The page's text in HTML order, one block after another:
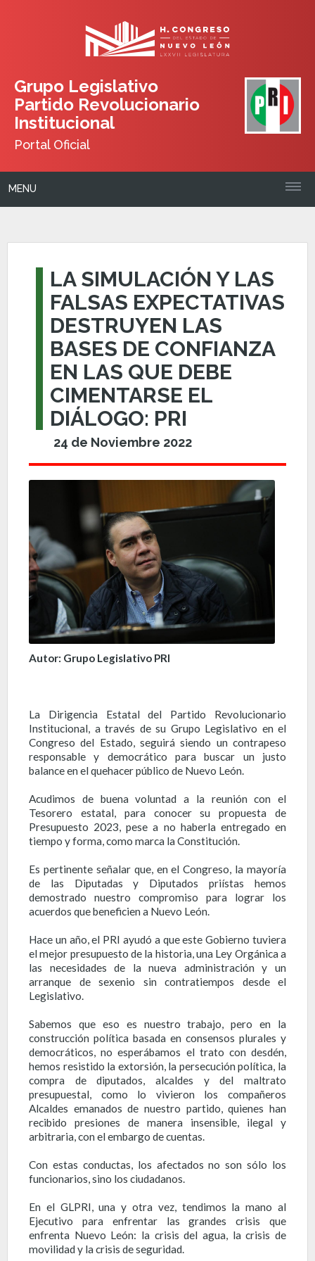
Grupo Legislativo
Partido Revolucionario
Institucional
Portal Oficial
MENU
LA SIMULACIÓN Y LAS
FALSAS EXPECTATIVAS
DESTRUYEN LAS
BASES DE CONFIANZA
EN LAS QUE DEBE
CIMENTARSE EL
DIÁLOGO: PRI
24 de Noviembre 2022
Autor: Grupo Legislativo PRI
La Dirigencia Estatal del Partido Revolucionario
Institucional, a través de su Grupo Legislativo en el
Congreso del Estado, seguirá siendo un contrapeso
responsable y democrático para buscar un justo
balance en el quehacer público de Nuevo León.
Acudimos de buena voluntad a la reunión con el
Tesorero estatal, para conocer su propuesta de
Presupuesto 2023, pese a no haberla entregado en
tiempo y forma, como marca la Constitución.
Es pertinente señalar que, en el Congreso, la mayoría
de las Diputadas y Diputados priístas hemos
demostrado nuestro compromiso para lograr los
acuerdos que beneficien a Nuevo León.
Hace un año, el PRI ayudó a que este Gobierno tuviera
el mejor presupuesto de la historia, una Ley Orgánica a
las necesidades de la nueva administración y un
arranque de sexenio sin contratiempos desde el
Legislativo.
Sabemos que eso es nuestro trabajo, pero en la
construcción política basada en consensos plurales y
democráticos, no esperábamos el trato con desdén,
hemos resistido la extorsión, la persecución política, la
compra de diputados, alcaldes y del maltrato
presupuestal, como lo vivieron los compañeros
Alcaldes emanados de nuestro partido, quienes han
recibido presiones de manera insensible, ilegal y
arbitraria, con el embargo de cuentas.
Con estas conductas, los afectados no son sólo los
funcionarios, sino los ciudadanos.
En el GLPRI, una y otra vez, tendimos la mano al
Ejecutivo para enfrentar las grandes crisis que
enfrenta Nuevo León: la crisis del agua, la crisis de
movilidad y la crisis de seguridad.